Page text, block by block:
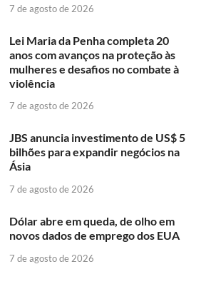
7 de agosto de 2026
Lei Maria da Penha completa 20
anos com avanços na proteção às
mulheres e desafios no combate à
violência
7 de agosto de 2026
JBS anuncia investimento de US$ 5
bilhões para expandir negócios na
Ásia
7 de agosto de 2026
Dólar abre em queda, de olho em
novos dados de emprego dos EUA
7 de agosto de 2026